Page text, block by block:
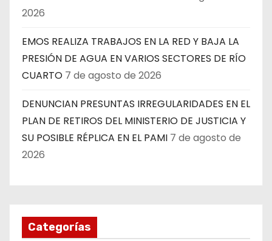
2026
EMOS REALIZA TRABAJOS EN LA RED Y BAJA LA
PRESIÓN DE AGUA EN VARIOS SECTORES DE RÍO
CUARTO 7 de agosto de 2026
DENUNCIAN PRESUNTAS IRREGULARIDADES EN EL
PLAN DE RETIROS DEL MINISTERIO DE JUSTICIA Y
SU POSIBLE RÉPLICA EN EL PAMI 7 de agosto de
2026
Categorías